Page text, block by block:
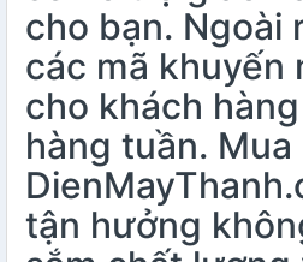
cho bạn. Ngoài
các mã khuyến
cho khách
hàng tuần.
tận hưởng